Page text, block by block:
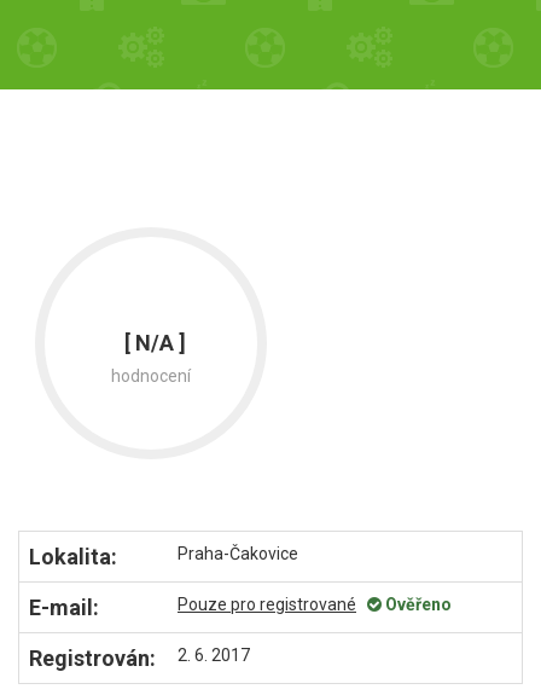
[ N/A ]
hodnocení
Lokalita: Praha-Čakovice
E-mail: Pouze pro registrované Ověřeno
Registrován: 2. 6. 2017